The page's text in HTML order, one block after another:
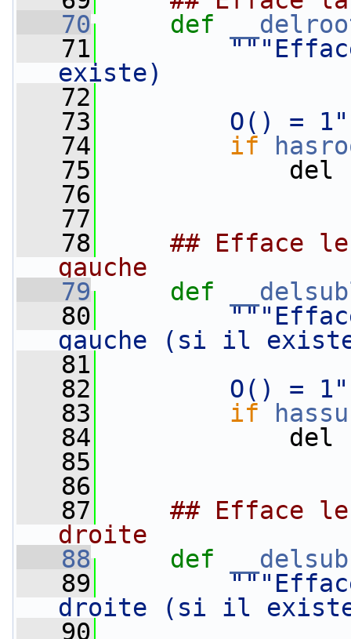
   70
def
   71
existe)
   72
   73
O() =
   74
if
   75
del
   76
   77
   78
## Efface
gauche
   79
def
   80
gauche (si il
   81
   82
O() =
   83
if
   84
del
   85
   86
   87
## Efface
droite
   88
def
   89
droite (si il
   90